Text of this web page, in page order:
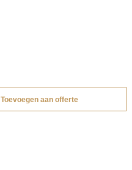
Toevoegen aan offerte